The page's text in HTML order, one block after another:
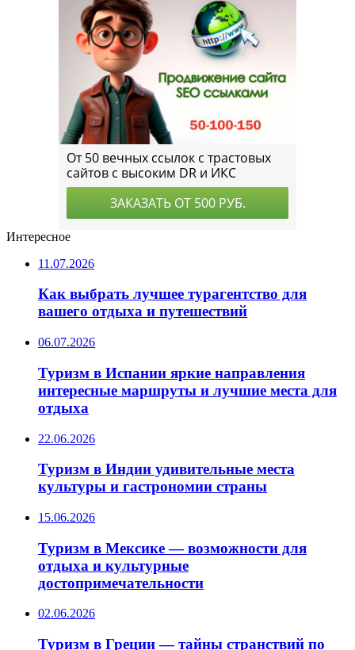
Интересное
11.07.2026
Как выбрать лучшее турагентство для
вашего отдыха и путешествий
06.07.2026
Туризм в Испании яркие направления
интересные маршруты и лучшие места для
отдыха
22.06.2026
Туризм в Индии удивительные места
культуры и гастрономии страны
15.06.2026
Туризм в Мексике — возможности для
отдыха и культурные
достопримечательности
02.06.2026
Туризм в Греции — тайны странствий по